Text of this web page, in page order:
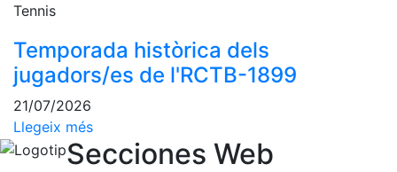
Penyes del
Wellness
Center
Servei de
fisiosalut
Tennis
Temporada històrica dels
jugadors/es de l'RCTB-1899
21/07/2026
Llegeix més
Secciones Web